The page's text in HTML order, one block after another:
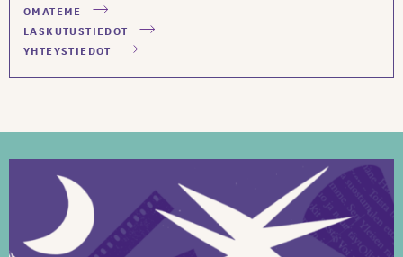
OMATEME
LASKUTUSTIEDOT
YHTEYSTIEDOT